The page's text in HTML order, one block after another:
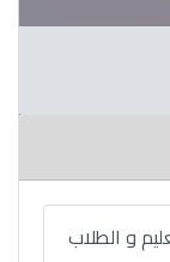
و الطلاب